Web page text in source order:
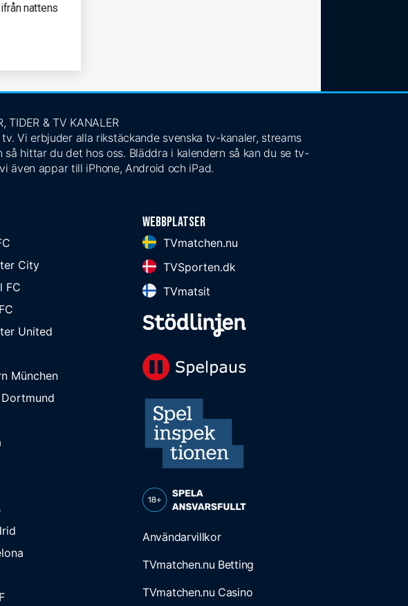
nattens
TIDER & TV KANALER
Vi erbjuder alla rikstäckande svenska tv-kanaler, streams
hittar du det hos oss. Bläddra i kalendern så kan du se tv-
appar till iPhone, Android och iPad.
City
FC
United
München
Webbplatser
TVmatchen.nu
TVSporten.dk
TVmatsit
Användarvillkor
TVmatchen.nu Betting
TVmatchen.nu Casino